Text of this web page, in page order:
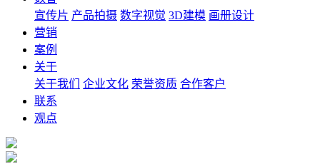
宣传片 产品拍摄 数字视觉 3D建模 画册设计
营销
案例
关于
关于我们
企业文化 荣誉资质 合作客户
联系
观点